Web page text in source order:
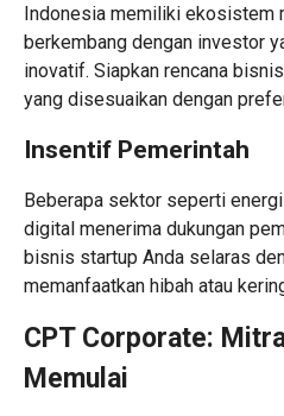
Indonesia memiliki ekosistem
berkembang dengan investor
inovatif. Siapkan rencana
yang disesuaikan dengan
Insentif Pemerintah
Beberapa sektor seperti
digital menerima dukungan
bisnis startup Anda selaras
memanfaatkan hibah atau
CPT Corporate:
Memulai